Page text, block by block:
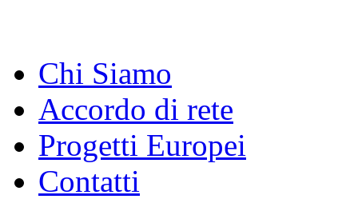
Chi Siamo
Accordo di rete
Progetti Europei
Contatti